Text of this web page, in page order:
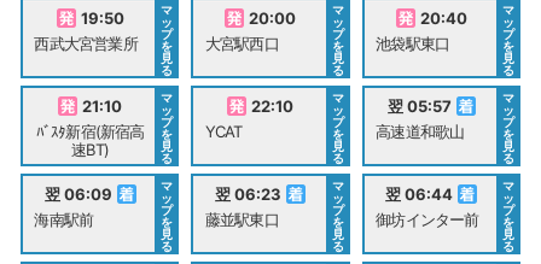
19:50
西武大宮営業所
マ
ッ
プ
を
見
る
20:00
大宮駅西口
マ
ッ
プ
を
見
る
20:40
池袋駅東口
マ
ッ
プ
を
見
る
21:10
ﾊﾞｽﾀ新宿(新宿高
速BT)
マ
ッ
プ
を
見
る
22:10
YCAT
マ
ッ
プ
を
見
る
翌 05:57
高速道和歌山
マ
ッ
プ
を
見
る
翌 06:09
海南駅前
マ
ッ
プ
を
見
る
翌 06:23
藤並駅東口
マ
ッ
プ
を
見
る
翌 06:44
御坊インター前
マ
ッ
プ
を
見
る